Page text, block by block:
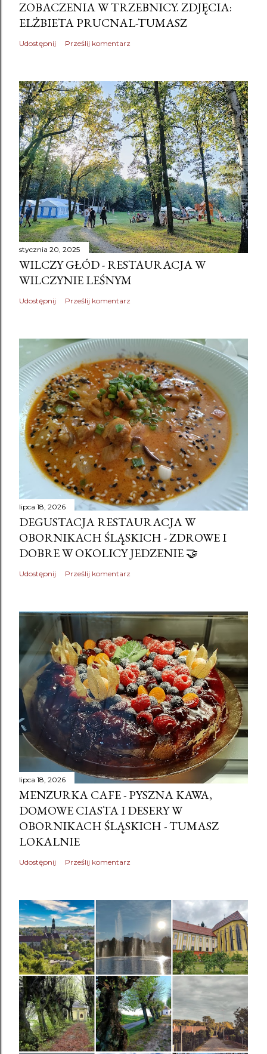
ZOBACZENIA W TRZEBNICY. ZDJĘCIA:
ELŻBIETA PRUCNAL-TUMASZ
Udostępnij Prześlij komentarz
stycznia 20, 2025
WILCZY GŁÓD - RESTAURACJA W
WILCZYNIE LEŚNYM
Udostępnij Prześlij komentarz
lipca 18, 2026
DEGUSTACJA RESTAURACJA W
OBORNIKACH ŚLĄSKICH - ZDROWE I
DOBRE W OKOLICY JEDZENIE 🤝
Udostępnij Prześlij komentarz
lipca 18, 2026
MENZURKA CAFE - PYSZNA KAWA,
DOMOWE CIASTA I DESERY W
OBORNIKACH ŚLĄSKICH - TUMASZ
LOKALNIE
Udostępnij Prześlij komentarz